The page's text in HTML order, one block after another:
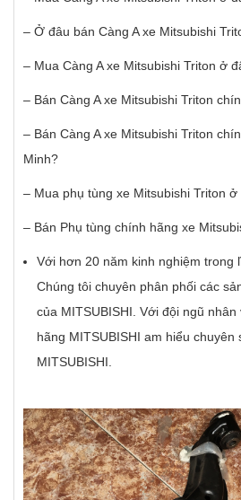
– Ở đâu bán Càng A xe Mitsubishi
– Mua Càng A xe Mitsubishi Triton ở
– Bán Càng A xe Mitsubishi Triton
– Bán Càng A xe Mitsubishi Triton
Minh?
– Mua phụ tùng xe Mitsubishi Triton ở
– Bán Phụ tùng chính hãng xe
Với hơn 20 năm kinh nghiệm trong
Chúng tôi chuyên phân phối các
của MITSUBISHI. Với đội ngũ
hãng MITSUBISHI am hiểu chuyên
MITSUBISHI.